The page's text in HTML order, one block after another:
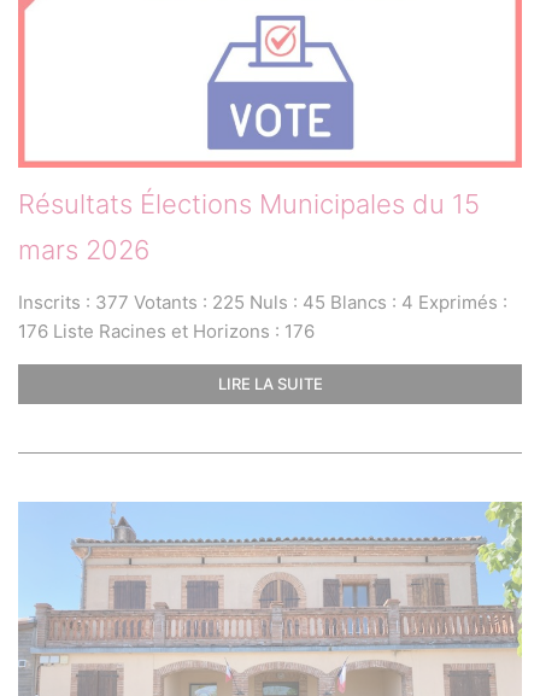
Résultats Élections Municipales du 15
mars 2026
Inscrits : 377 Votants : 225 Nuls : 45 Blancs : 4 Exprimés :
176 Liste Racines et Horizons : 176
LIRE LA SUITE